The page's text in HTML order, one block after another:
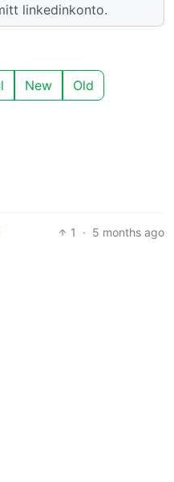
linkedinkonto.
New Old
1 · 5 months ago